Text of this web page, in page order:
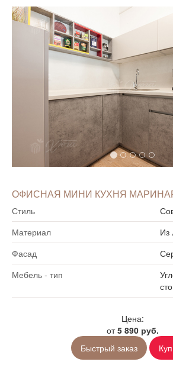
ОФИСНАЯ МИНИ КУХНЯ
Стиль
Материал
Из
Фасад
Мебель - тип
Цена:
от5 890 руб.
Быстрый заказ